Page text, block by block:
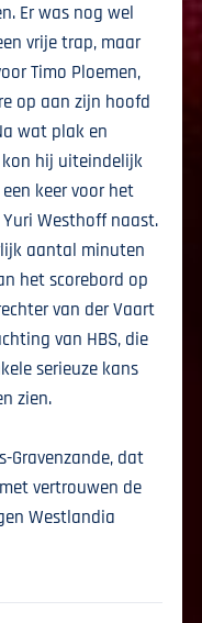
Er was nog wel
vrije trap, maar
Timo Ploemen,
op aan zijn hoofd
wat plak en
kon hij uiteindelijk
keer voor het
Westhoff naast.
aantal minuten
het scorebord op
van der Vaart
van HBS, die
serieuze kans
zien.
Gravenzande, dat
vertrouwen de
Westlandia